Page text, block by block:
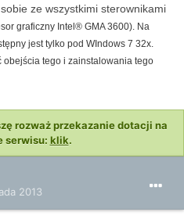
ze wszystkimi sterownikami
graficzny Intel® GMA 3600). Na
jest tylko pod WIndows 7 32x.
tego i zainstalowania tego
rozważ przekazanie dotacji na
serwisu: klik.
2013